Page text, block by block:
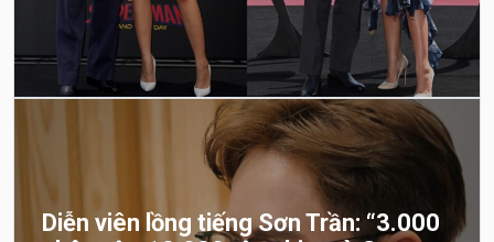
Diễn viên lồng tiếng Sơn Trần: “3.000